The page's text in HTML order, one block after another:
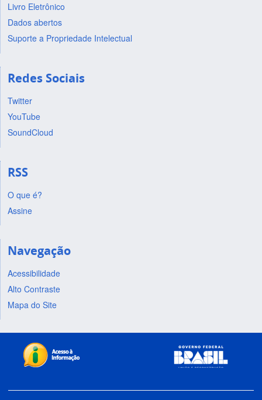
Livro Eletrônico
Dados abertos
Suporte a Propriedade Intelectual
Redes Sociais
Twitter
YouTube
SoundCloud
RSS
O que é?
Assine
Navegação
Acessibilidade
Alto Contraste
Mapa do Site